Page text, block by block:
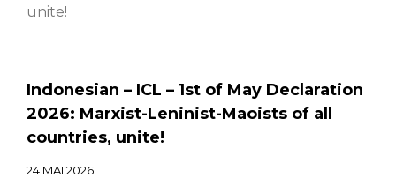
unite!
Indonesian – ICL – 1st of May Declaration
2026: Marxist-Leninist-Maoists of all
countries, unite!
24 MAI 2026